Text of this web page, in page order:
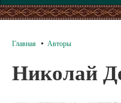
Главная Авторы
Николай